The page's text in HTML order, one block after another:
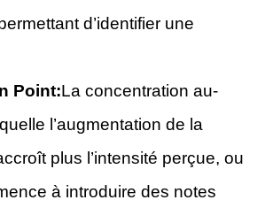
d’identifier une
Point:La concentration au-
l’augmentation de la
plus l’intensité perçue, ou
à introduire des notes